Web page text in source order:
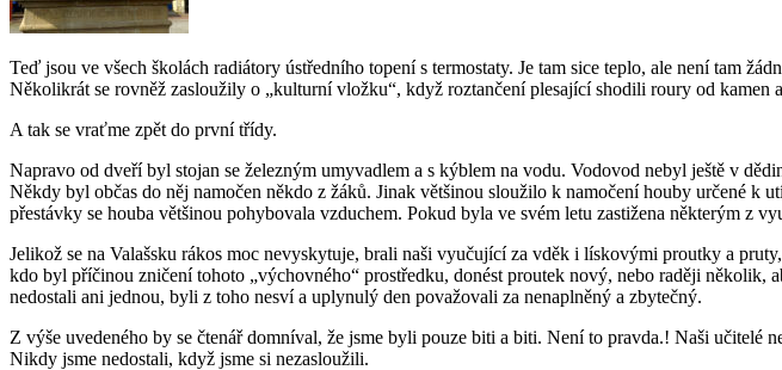
Teď jsou ve všech školách radiátory ústředního topení s termostaty. Je tam sice teplo, ale není tam
Několikrát se rovněž zasloužily o „kulturní vložku“, když roztančení plesající shodili roury od
A tak se vraťme zpět do první třídy.
Napravo od dveří byl stojan se železným umyvadlem a s kýblem na vodu. Vodovod nebyl ještě v
Někdy byl občas do něj namočen někdo z žáků. Jinak většinou sloužilo k namočení houby určené
přestávky se houba většinou pohybovala vzduchem. Pokud byla ve svém letu zastižena některým z
Jelikož se na Valašsku rákos moc nevyskytuje, brali naši vyučující za vděk i lískovými proutky a
kdo byl příčinou zničení tohoto „výchovného“ prostředku, donést proutek nový, nebo raději
nedostali ani jednou, byli z toho nesví a uplynulý den považovali za nenaplněný a zbytečný.
Z výše uvedeného by se čtenář domníval, že jsme byli pouze biti a biti. Není to pravda.! Naši
Nikdy jsme nedostali, když jsme si nezasloužili.